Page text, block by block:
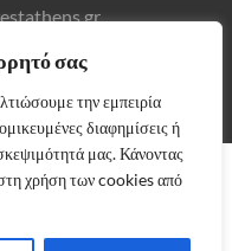
σας
την εμπειρία
διαφημίσεις ή
μας. Κάνοντας
χρήση των cookies από